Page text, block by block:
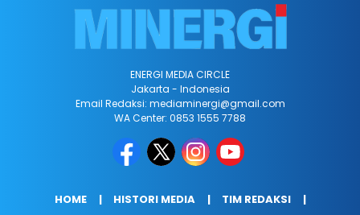
ENERGI MEDIA CIRCLE
Jakarta - Indonesia
Email Redaksi: mediaminergi@gmail.com
WA Center: 0853 1555 7788
HOME HISTORI MEDIA
TIM REDAKSI